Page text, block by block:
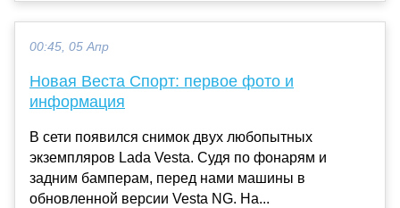
00:45, 05 Апр
Новая Веста Спорт: первое фото и
информация
В сети появился снимок двух любопытных
экземпляров Lada Vesta. Судя по фонарям и
задним бамперам, перед нами машины в
обновленной версии Vesta NG. На...